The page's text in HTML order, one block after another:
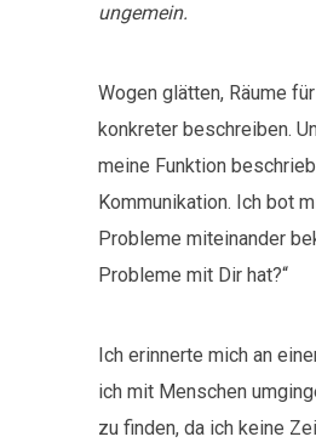
ungemein.
Wogen glätten, Räume
konkreter beschreiben.
meine Funktion
Kommunikation. Ich bot
Probleme miteinander
Probleme mit Dir hat?“
Ich erinnerte mich an
ich mit Menschen
zu finden, da ich keine